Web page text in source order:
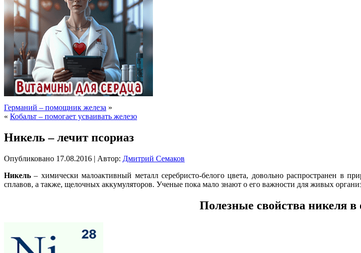
Германий – помощник железа »
« Кобальт – помогает усваивать железо
Никель – лечит псориаз
Опубликовано 17.08.2016 | Автор: Дмитрий Семаков
Никель – химически малоактивный металл серебристо-белого цвета, довольно распространен в
сплавов, а также, щелочных аккумуляторов. Ученые пока мало знают о его важности для живых
Полезные свойства никеля в